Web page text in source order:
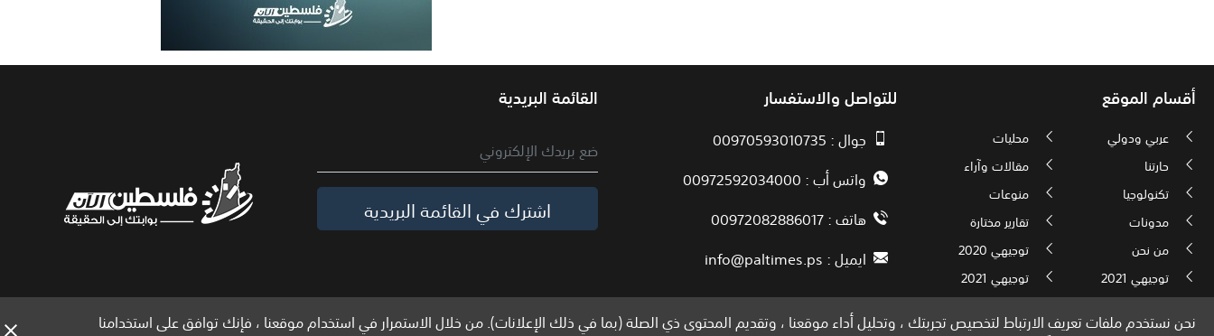
نحن نستخدم ملفات تعريف الارتباط لتخصيص تجربتك ، وتحليل أداء موقعنا ، وتقديم المحتوى ذي الصلة (بما في ذلك الإعلانات). من خلال الاستمرار في استخدام موقعنا ، فإنك توافق على استخدامنا
أقسام الموقع
عربي ودولي
محليات
حارتنا
مقالات وآراء
تكنولوجيا
منوعات
مدونات
تقارير مختارة
من نحن
توجيهي 2020
توجيهي 2021
توجيهي 2021
للتواصل والاستفسار
جوال : 00970593010735
واتس أب : 00972592034000
هاتف : 00972082886017
ايميل :info@paltimes.ps
القائمة البريدية
اشترك في القائمة البريدية